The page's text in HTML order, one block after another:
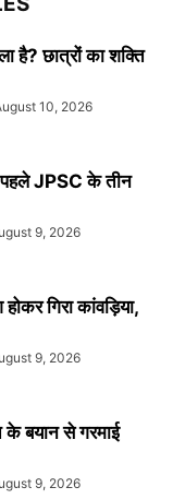
है? छात्रों का शक्ति
10, 2026
JPSC के तीन
9, 2026
गिरा कांवड़िया,
9, 2026
के बयान से गरमाई
9, 2026